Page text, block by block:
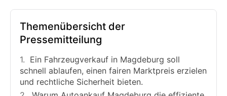
Themenübersicht der
Pressemitteilung
Ein Fahrzeugverkauf in Magdeburg soll
schnell ablaufen, einen fairen Marktpreis erzielen
und rechtliche Sicherheit bieten.